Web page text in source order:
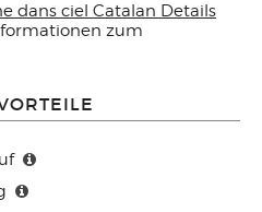
dans ciel Catalan Details
zum